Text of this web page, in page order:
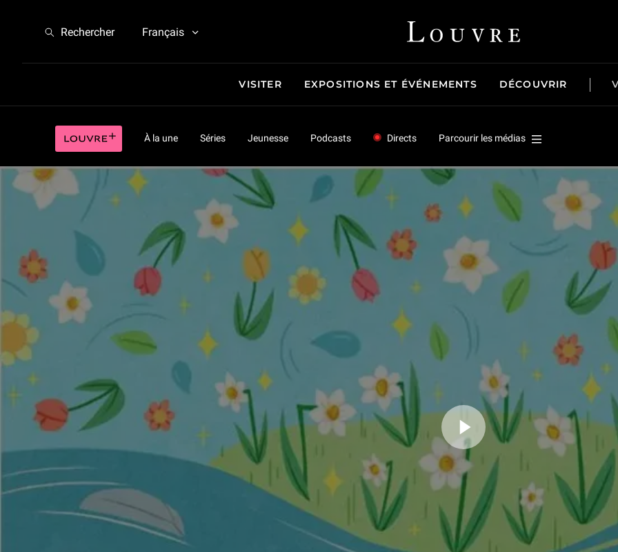
Rechercher Français Louvre - Retour à l'accueil
VISITER EXPOSITIONS ET ÉVÉNEMENTS DÉCOUVRIR
À la une Séries Jeunesse Podcasts Directs Parcourir les médias
Jouer la vidéo Une fleur de printemps